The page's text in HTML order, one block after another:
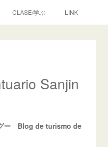
CLASE/学ぶ LINK
Sanjin
グー Blog de turismo de